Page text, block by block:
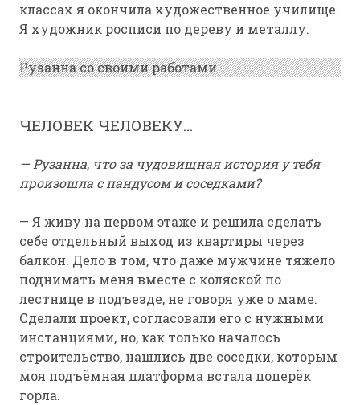
классах я окончила художественное училище.
Я художник росписи по дереву и металлу.
Рузанна со своими работами
ЧЕЛОВЕК ЧЕЛОВЕКУ…
— Рузанна, что за чудовищная история у тебя
произошла с пандусом и соседками?
— Я живу на первом этаже и решила сделать
себе отдельный выход из квартиры через
балкон. Дело в том, что даже мужчине тяжело
поднимать меня вместе с коляской по
лестнице в подъезде, не говоря уже о маме.
Сделали проект, согласовали его с нужными
инстанциями, но, как только началось
строительство, нашлись две соседки, которым
моя подъёмная платформа встала поперёк
горла.